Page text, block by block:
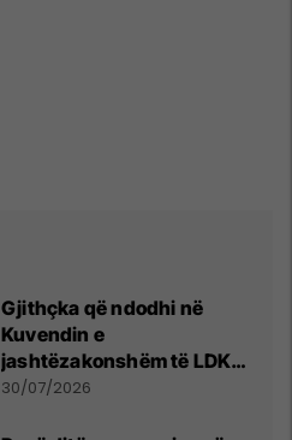
Gjithçka që ndodhi në
Kuvendin e
jashtëzakonshëm të LDK-
së
30/07/2026